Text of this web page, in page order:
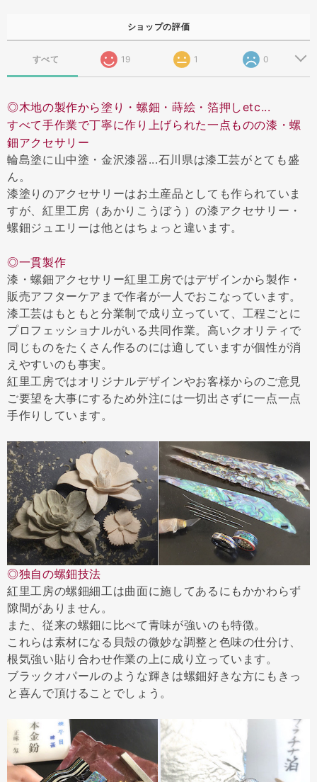
ショップの評価
すべて 19 1 0
◎木地の製作から塗り・螺鈿・蒔絵・箔押しetc...
すべて手作業で丁寧に作り上げられた一点ものの漆・螺
鈿アクセサリー
輪島塗に山中塗・金沢漆器...石川県は漆工芸がとても盛
ん。
漆塗りのアクセサリーはお土産品としても作られていま
すが、紅里工房（あかりこうぼう）の漆アクセサリー・
螺鈿ジュエリーは他とはちょっと違います。
◎一貫製作
漆・螺鈿アクセサリー紅里工房ではデザインから製作・
販売アフターケアまで作者が一人でおこなっています。
漆工芸はもともと分業制で成り立っていて、工程ごとに
プロフェッショナルがいる共同作業。高いクオリティで
同じものをたくさん作るのには適していますが個性が消
えやすいのも事実。
紅里工房ではオリジナルデザインやお客様からのご意見
ご要望を大事にするため外注には一切出さずに一点一点
手作りしています。
◎独自の螺鈿技法
紅里工房の螺鈿細工は曲面に施してあるにもかかわらず
隙間がありません。
また、従来の螺鈿に比べて青味が強いのも特徴。
これらは素材になる貝殻の微妙な調整と色味の仕分け、
根気強い貼り合わせ作業の上に成り立っています。
ブラックオパールのような輝きは螺鈿好きな方にもきっ
と喜んで頂けることでしょう。